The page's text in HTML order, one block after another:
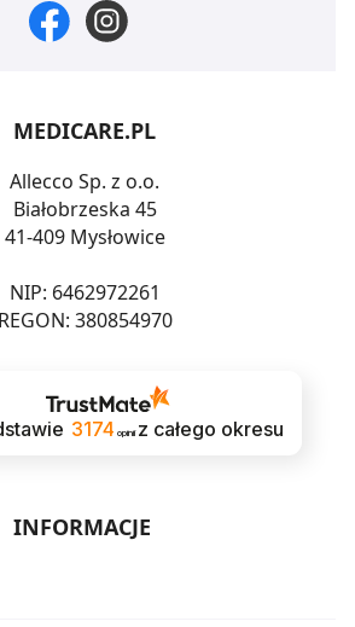
MEDICARE.PL
Allecco Sp. z o.o.
Białobrzeska 45
41-409 Mysłowice
NIP: 6462972261
REGON: 380854970
3174 opinii z całego okresu
INFORMACJE